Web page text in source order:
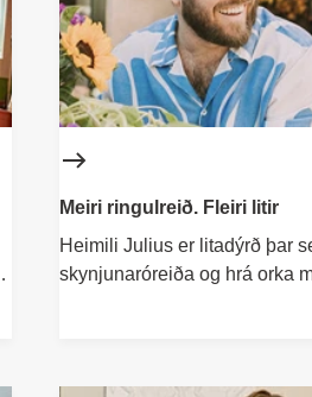
Meiri ringulreið. Fleiri litir
Heimili Julius er litadýrð þar
skynjunaróreiða og hrá orka